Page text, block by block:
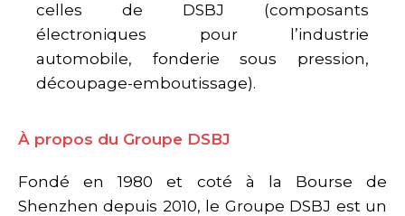
celles de DSBJ (composants
électroniques pour l’industrie
automobile, fonderie sous pression,
découpage-emboutissage).
À propos du Groupe DSBJ
Fondé en 1980 et coté à la Bourse de
Shenzhen depuis 2010, le Groupe DSBJ est un